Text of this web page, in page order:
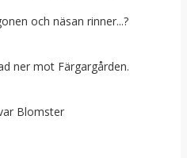
och näsan rinner...?
ner mot Färgargården.
Blomster